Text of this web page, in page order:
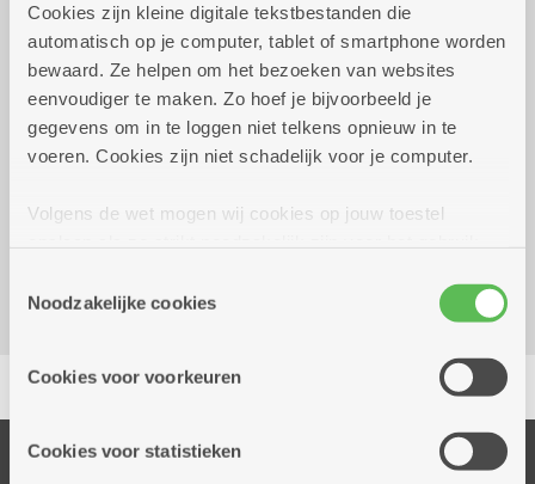
Cookies zijn kleine digitale tekstbestanden die
automatisch op je computer, tablet of smartphone worden
bewaard. Ze helpen om het bezoeken van websites
eenvoudiger te maken. Zo hoef je bijvoorbeeld je
gegevens om in te loggen niet telkens opnieuw in te
voeren. Cookies zijn niet schadelijk voor je computer.
Volgens de wet mogen wij cookies op jouw toestel
cookies hebben we jouw toestemming nodig. Sommige
cookies worden geplaatst door derde partijen die een
informatie over jouw (geanonimiseerd) gebruik van onze
partners kunnen deze gegevens combineren met andere
Noodzakelijke cookies
Cookies voor voorkeuren
Cookies voor statistieken
Wekelijks op woensdag tot 28
juni 2028
14.00 uur tot
17.00 uur
club verband 5 euro per maand
elke woensdag
Dienstencentrum Arena
Gabriel Vervoortstraat 2
Delen
Onze diensten